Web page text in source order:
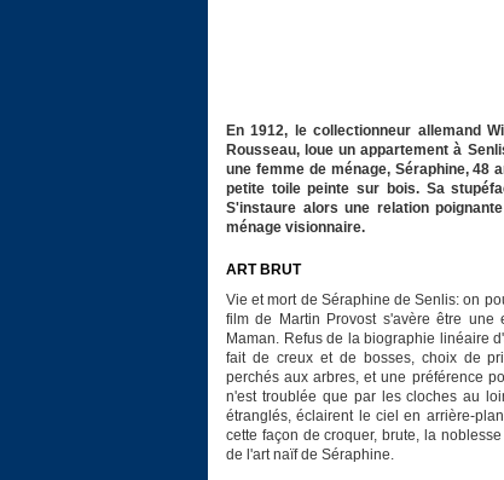
En 1912, le collectionneur allemand
Rousseau, loue un appartement à
une femme de ménage, Séraphine, 48
petite toile peinte sur bois. Sa
S'instaure alors une relation
ménage visionnaire.
ART BRUT
Vie et mort de Séraphine de Senlis: on
film de Martin Provost s'avère être une
Maman. Refus de la biographie linéaire
fait de creux et de bosses, choix de
perchés aux arbres, et une préférence
n'est troublée que par les cloches au
étranglés, éclairent le ciel en arrière-
cette façon de croquer, brute, la
de l'art naïf de Séraphine.